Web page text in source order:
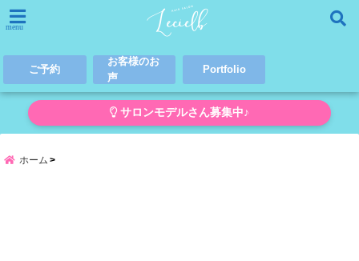
menu
ご予約
お客様のお
声
Portfolio
サロンモデルさん募集中♪
ホーム